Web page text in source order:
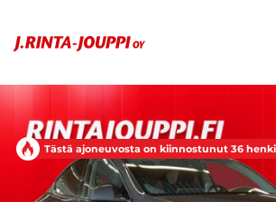
Tästä ajoneuvosta on kiinnostunut 36